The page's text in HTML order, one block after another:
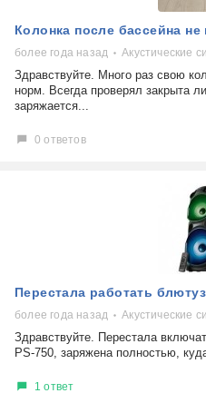
Колонка после бассейна не
более года назад Акустические
Здравствуйте. Много раз свою
норм. Всегда проверял закрыта
заряжается...
0 ответов
Перестала работать
более года назад Акустические
Здравствуйте. Перестала
PS-750, заряжена полностью,
1 ответ